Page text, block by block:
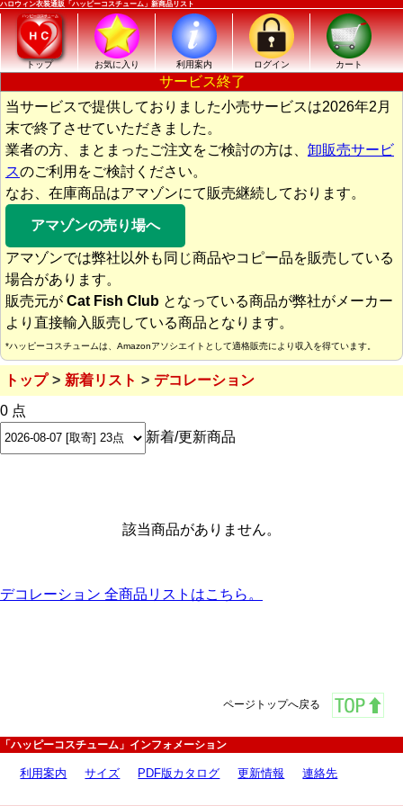
ハロウィン衣装通販「ハッピーコスチューム」新商品リスト
トップ お気に入り 利用案内 ログイン カート
サービス終了
当サービスで提供しておりました小売サービスは2026年2月
末で終了させていただきました。
業者の方、まとまったご注文をご検討の方は、 卸販売サービ
スのご利用をご検討ください。
なお、在庫商品はアマゾンにて販売継続しております。
アマゾンの売り場へ
アマゾンでは弊社以外も同じ商品やコピー品を販売している
場合があります。
販売元が Cat Fish Club となっている商品が弊社がメーカー
より直接輸入販売している商品となります。
*ハッピーコスチュームは、Amazonアソシエイトとして適格販売により収入を得ています。
トップ 新着リスト
デコレーション
0 点
新着/更新商品
該当商品がありません。
デコレーション 全商品リストはこちら。
ページトップへ戻る
「ハッピーコスチューム」インフォメーション
利用案内 サイズ PDF版カタログ 更新情報 連絡先